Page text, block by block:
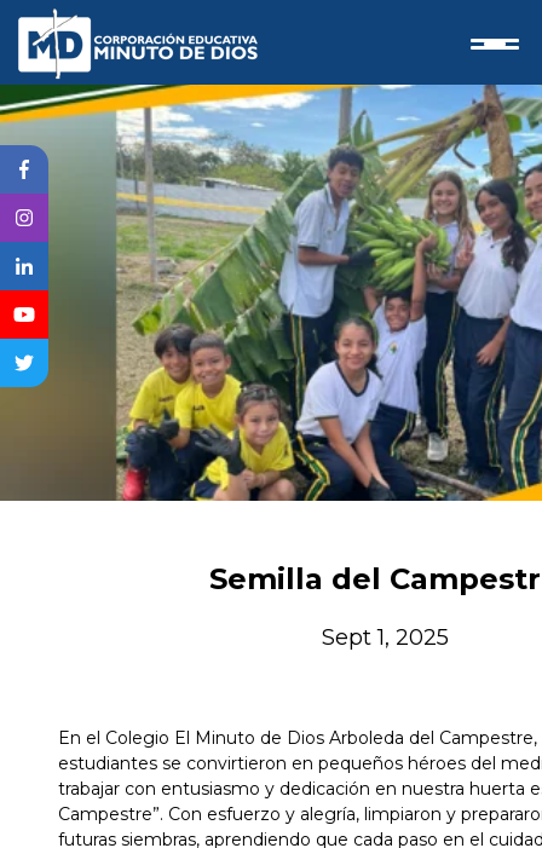
Semilla del
Sept 1, 2025
En el Colegio El Minuto de Dios Arboleda del
estudiantes se convirtieron en pequeños héroes del
trabajar con entusiasmo y dedicación en nuestra huerta
Campestre”. Con esfuerzo y alegría, limpiaron y
futuras siembras, aprendiendo que cada paso en el